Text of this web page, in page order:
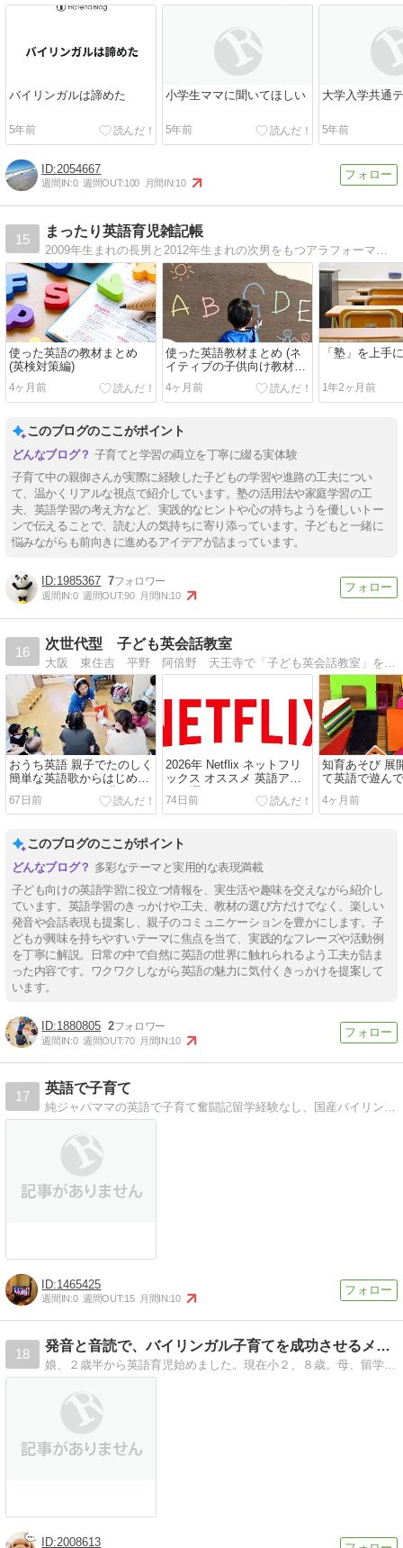
バイリンガルは諦めた
5年前
小学生ママに聞いてほしい
5年前
大学入学共通
5年前
2054667
週間IN:0 週間OUT:100 月間IN:10
15
まったり英語育児雑記帳
使った英語の教材まとめ
(英検対策編)
4ヶ月前
使った英語教材まとめ (ネ
イティブの子供向け教材
編） 〜アメリカで筆記体が
復活ですってよ！
4ヶ月前
「塾」を上手
1年2ヶ月前
このブログのここがポイント
子育てと学習の両立を丁寧に綴る実体験
子育て中の親御さんが実際に経験した子どもの学習や進路の工夫につい
て、温かくリアルな視点で紹介しています。塾の活用法や家庭学習の工
夫、英語学習の考え方など、実践的なヒントや心の持ちようを優しいトー
ンで伝えることで、読む人の気持ちに寄り添っています。子どもと一緒に
悩みながらも前向きに進めるアイデアが詰まっています。
1985367 7
週間IN:0 週間OUT:90 月間IN:10
16
次世代型 子ども英会話教室
おうち英語 親子でたのしく
簡単な英語歌からはじめて
みよう♪ おすすめ5曲
67日前
2026年 Netflix ネットフリ
ックス オススメ 英語アニ
メ15選
74日前
知育あそび 展
て英語で遊ん
4ヶ月前
このブログのここがポイント
多彩なテーマと実用的な表現満載
子ども向けの英語学習に役立つ情報を、実生活や趣味を交えながら紹介し
ています。英語学習のきっかけや工夫、教材の選び方だけでなく、楽しい
発音や会話表現も提案し、親子のコミュニケーションを豊かにします。子
どもが興味を持ちやすいテーマに焦点を当て、実践的なフレーズや活動例
を丁寧に解説。日常の中で自然に英語の世界に触れられるよう工夫が詰ま
った内容です。ワクワクしながら英語の魅力に気付くきっかけを提案して
います。
1880805 2
週間IN:0 週間OUT:70 月間IN:10
17
英語で子育て
純ジャパママの英語で子育て奮闘記留学経験なし、国産バイリンガルママが、楽しく英語で子育ての日常をリポートします
1465425
週間IN:0 週間OUT:15 月間IN:10
18
発音と音読で、バイリンガル子育てを成功させるメソッド
娘、２歳半から英語育児始めました。現在小２、８歳。母、留学経験ありの英会話講師です。
2008613